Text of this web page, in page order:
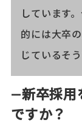
しています
的には大卒
じているそう
―新卒採用
ですか？